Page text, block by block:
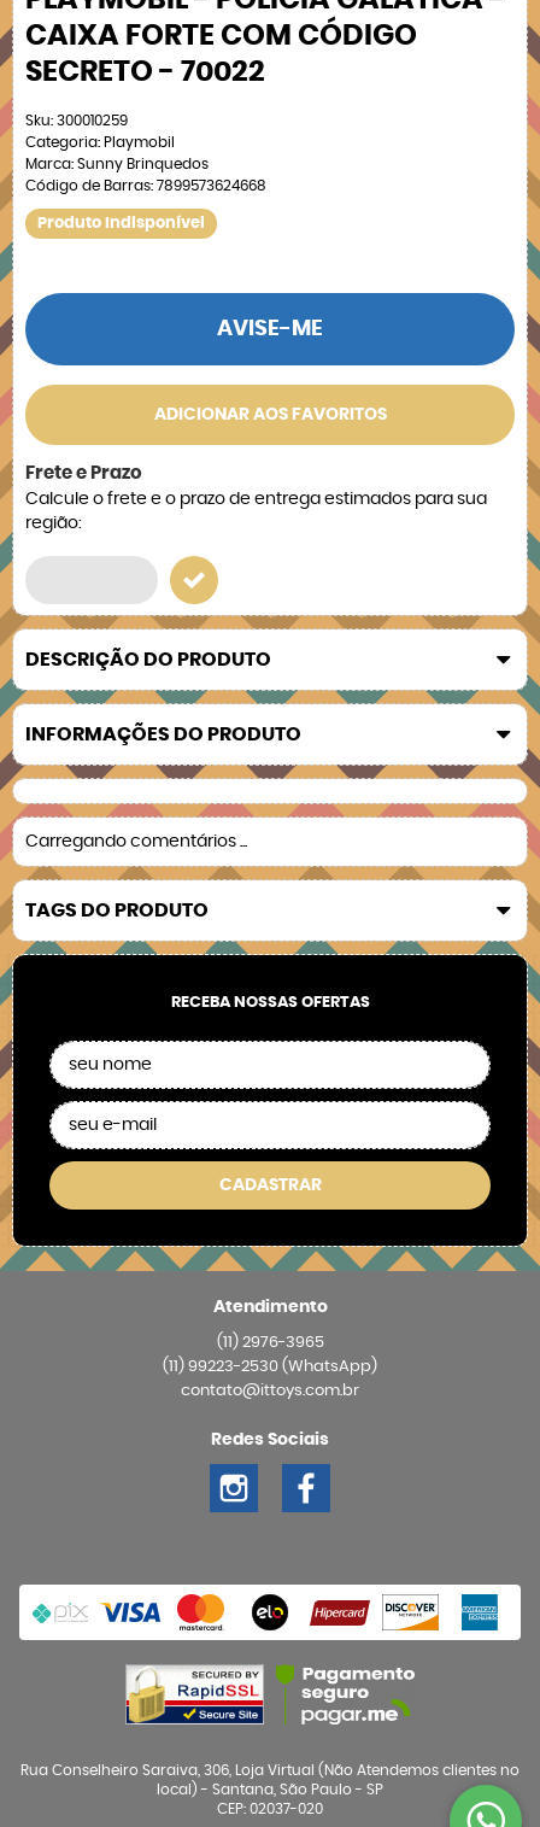
CAIXA FORTE COM CÓDIGO
SECRETO - 70022
Sku: 300010259
Categoria: Playmobil
Marca: Sunny Brinquedos
Código de Barras: 7899573624668
Produto Indisponível
AVISE-ME
ADICIONAR AOS FAVORITOS
Frete e Prazo
Calcule o frete e o prazo de entrega estimados para sua
região:
DESCRIÇÃO DO PRODUTO
INFORMAÇÕES DO PRODUTO
Carregando comentários ...
TAGS DO PRODUTO
RECEBA NOSSAS OFERTAS
CADASTRAR
Atendimento
(11)2976-3965
(11) 99223-2530 (WhatsApp)
contato@ittoys.com.br
Redes Sociais
Rua Conselheiro Saraiva, 306, Loja Virtual (Não Atendemos clientes no
local) - Santana, São Paulo - SP
CEP: 02037-020